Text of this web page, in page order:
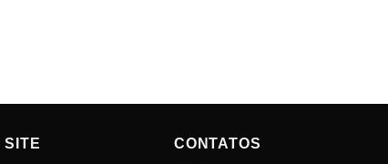
SITE CONTATOS